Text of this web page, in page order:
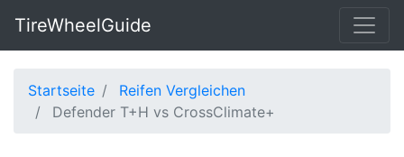
TireWheelGuide
Startseite
Reifen Vergleichen
Defender T+H vs CrossClimate+